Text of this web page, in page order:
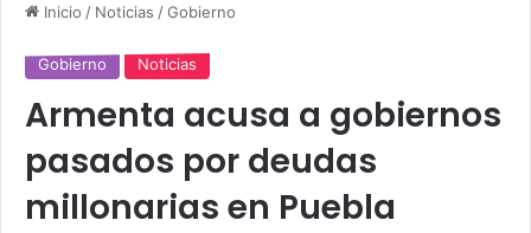
Inicio / Noticias /Gobierno
Gobierno Noticias
Armenta acusa a gobiernos
pasados por deudas
millonarias en Puebla